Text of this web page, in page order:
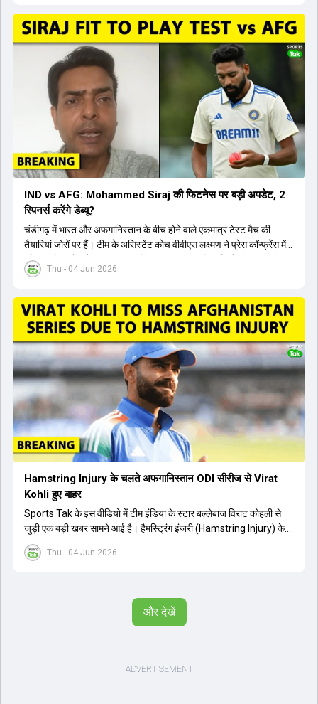
नंबर तीन और श्रेयस अय्यर नंबर चार पर खेलेंगे। वहीं, रजत पाटीदार फिलहाल
टी20 टीम की योजना से बाहर हैं, लेकिन वह टेस्ट क्रिकेट में वापसी कर सकते हैं।
Thu - 04 Jun 2026
IND vs AFG: Mohammed Siraj की फिटनेस पर बड़ी अपडेट, 2
स्पिनर्स करेंगे डेब्यू?
चंडीगढ़ में भारत और अफगानिस्तान के बीच होने वाले एकमात्र टेस्ट मैच की
तैयारियां जोरों पर हैं। टीम के असिस्टेंट कोच वीवीएस लक्ष्मण ने प्रेस कॉन्फ्रेंस में
पुष्टि की है कि तेज गेंदबाज मोहम्मद सिराज पूरी तरह से फिट हैं और खेलने के लिए
उपलब्ध हैं। आईपीएल के दौरान लगी चोट के कारण उनके खेलने पर संदेह था,
सुथार और हर्ष दुबे को कुलदीप यादव और वाशिंगटन सुंदर के साथ प्लेइंग 11 में मौका
मिलने की प्रबल संभावना है। कप्तान शुभमन गिल विकेट की स्थिति को ध्यान में
रखते हुए अंतिम 11 का फैसला करेंगे। टीम में यशस्वी जायसवाल, केएल राहुल,
ऋषभ पंत और ध्रुव जुरेल जैसे खिलाड़ी भी शामिल हैं। यह टेस्ट मैच विश्व टेस्ट
चैंपियनशिप चक्र का हिस्सा नहीं है, लेकिन भारतीय टीम के लिए काफी महत्वपूर्ण
है। अंत में फैंस के सवालों का जवाब देते हुए टी20 कप्तानी और हेड कोच गौतम
गंभीर से जुड़ी जानकारी भी साझा की गई।
Thu - 04 Jun 2026
Hamstring Injury के चलते अफगानिस्तान ODI सीरीज से Virat
Kohli हुए बाहर
Sports Tak के इस वीडियो में टीम इंडिया के स्टार बल्लेबाज विराट कोहली से
जुड़ी एक बड़ी खबर सामने आई है। हैमस्ट्रिंग इंजरी (Hamstring Injury) के
कारण विराट कोहली अफगानिस्तान के खिलाफ होने वाली आगामी तीन मैचों की
वनडे सीरीज से बाहर हो गए हैं। भारत और अफगानिस्तान के बीच इस वनडे सीरीज
खत्म हुए आईपीएल में शानदार प्रदर्शन करने वाले विराट कोहली का इस सीरीज से
बाहर होना भारतीय फैंस के लिए एक बहुत बड़ा झटका है। यह वनडे सीरीज 2027
और देखें